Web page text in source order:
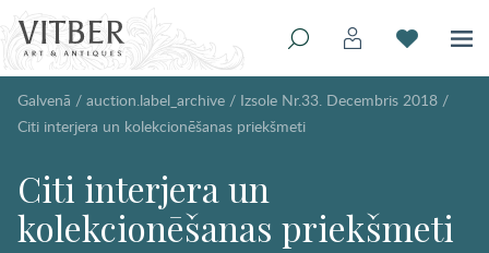
Galvenā / auction.label_archive / Izsole Nr.33. Decembris 2018 /
Citi interjera un kolekcionēšanas priekšmeti
Citi interjera un
kolekcionēšanas priekšmeti